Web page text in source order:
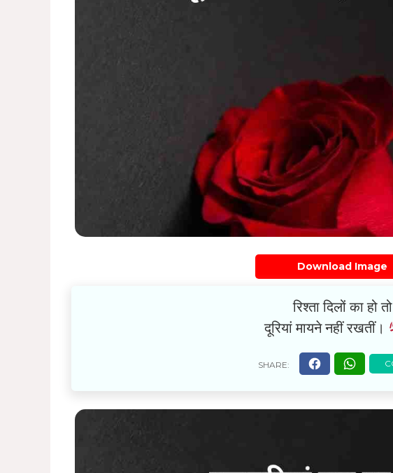
Download Image
रिश्ता दिलों का हो तो
दूरियां मायने नहीं रखतीं।